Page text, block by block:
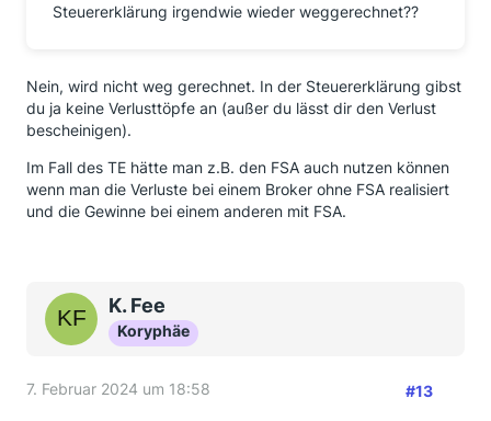
Steuererklärung irgendwie wieder weggerechnet??
Nein, wird nicht weg gerechnet. In der Steuererklärung gibst
du ja keine Verlusttöpfe an (außer du lässt dir den Verlust
bescheinigen).
Im Fall des TE hätte man z.B. den FSA auch nutzen können
wenn man die Verluste bei einem Broker ohne FSA realisiert
und die Gewinne bei einem anderen mit FSA.
K. Fee
Koryphäe
7. Februar 2024 um 18:58 #13